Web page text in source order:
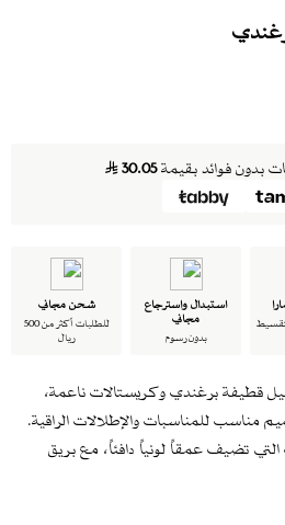
30.05
استبدال واسترجاع
مجاني
بدون رسوم
شحن مجاني
للطلبات أكثر من 500
ريال
قطيفة برغندي وكريستالات ناعمة،
مناسب للمناسبات والإطلالات الراقية.
التي تضيف عمقاً لونياً دافئاً، مع بريق
لإطلالة مكتملة.